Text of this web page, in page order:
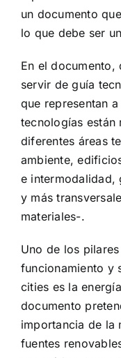
un documento
lo que debe ser
En el
servir de guía
que representan
tecnologías están
diferentes áreas
ambiente,
e intermodalidad,
y más
materiales-.
Uno de los
funcionamiento y
cities es la
documento
importancia de la
fuentes